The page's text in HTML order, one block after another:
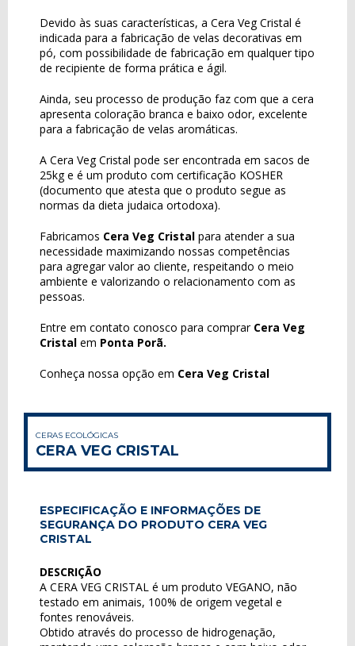
Devido às suas características, a Cera Veg Cristal é
indicada para a fabricação de velas decorativas em
pó, com possibilidade de fabricação em qualquer tipo
de recipiente de forma prática e ágil.
Ainda, seu processo de produção faz com que a cera
apresenta coloração branca e baixo odor, excelente
para a fabricação de velas aromáticas.
A Cera Veg Cristal pode ser encontrada em sacos de
25kg e é um produto com certificação KOSHER
(documento que atesta que o produto segue as
normas da dieta judaica ortodoxa).
Fabricamos Cera Veg Cristal para atender a sua
necessidade maximizando nossas competências
para agregar valor ao cliente, respeitando o meio
ambiente e valorizando o relacionamento com as
pessoas.
Entre em contato conosco para comprar Cera Veg
Cristal em Ponta Porã.
Conheça nossa opção em Cera Veg Cristal
CERAS ECOLÓGICAS
CERA VEG CRISTAL
ESPECIFICAÇÃO E INFORMAÇÕES DE
SEGURANÇA DO PRODUTO CERA VEG
CRISTAL
DESCRIÇÃO
A CERA VEG CRISTAL é um produto VEGANO, não
testado em animais, 100% de origem vegetal e
fontes renováveis.
Obtido através do processo de hidrogenação,